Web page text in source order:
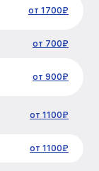
от 1700₽
от 700₽
от 900₽
от 1100₽
от 1100₽